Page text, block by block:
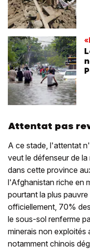
Attentat pas
A ce stade, l'attentat
veut le défenseur de
dans cette province
l'Afghanistan riche en
pourtant la plus
officiellement, 70%
le sous-sol renferme
minerais non exploités
notamment chinois